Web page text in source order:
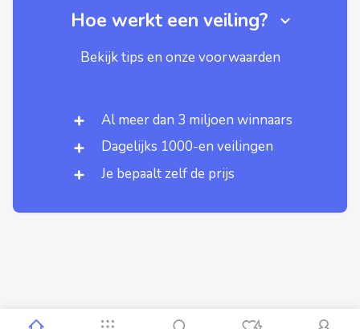
Hoe werkt een veiling?
Bekijk tips en onze voorwaarden
Al meer dan 3 miljoen winnaars
Dagelijks 1000-en veilingen
Je bepaalt zelf de prijs